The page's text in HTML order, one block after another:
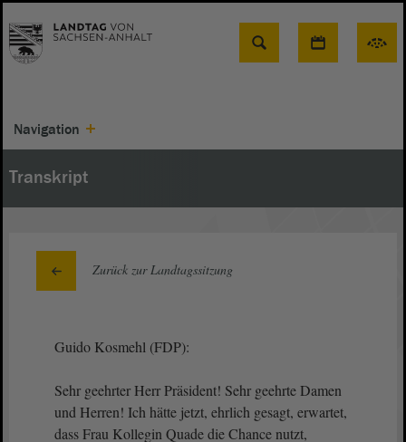
Suche
Navigation
Transkript
Zurück zur Landtagssitzung
Guido Kosmehl (FDP):
Sehr geehrter Herr Präsident! Sehr geehrte Damen
und Herren! Ich hätte jetzt, ehrlich gesagt, erwartet,
dass Frau Kollegin Quade die Chance nutzt,